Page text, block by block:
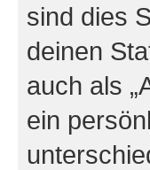
sind dies
deinen
auch als
ein